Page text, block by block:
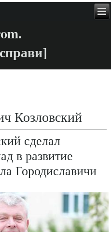
Козловский
сделал
в развитие
Городиславичи